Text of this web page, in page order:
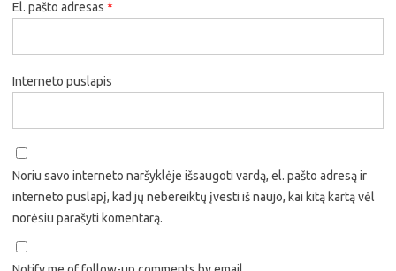
El. pašto adresas *
Interneto puslapis
Noriu savo interneto naršyklėje išsaugoti vardą, el. pašto adresą ir
interneto puslapį, kad jų nebereiktų įvesti iš naujo, kai kitą kartą vėl
norėsiu parašyti komentarą.